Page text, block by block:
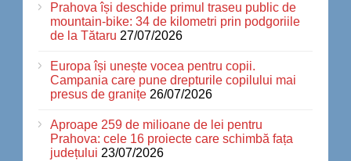
Prahova își deschide primul traseu public de
mountain-bike: 34 de kilometri prin podgoriile
de la Tătaru 27/07/2026
Europa își unește vocea pentru copii.
Campania care pune drepturile copilului mai
presus de granițe 26/07/2026
Aproape 259 de milioane de lei pentru
Prahova: cele 16 proiecte care schimbă fața
județului 23/07/2026